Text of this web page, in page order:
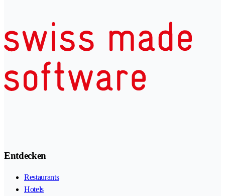
Entdecken
Restaurants
Hotels